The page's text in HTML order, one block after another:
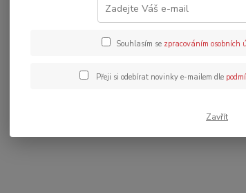
Souhlasím se zpracováním osobních
Přeji si odebírat novinky e-mailem dle
Zavřít